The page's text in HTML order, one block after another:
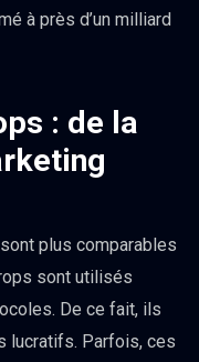
à près d’un milliard
: de la
plus comparables
sont utilisés
De ce fait, ils
lucratifs. Parfois, ces